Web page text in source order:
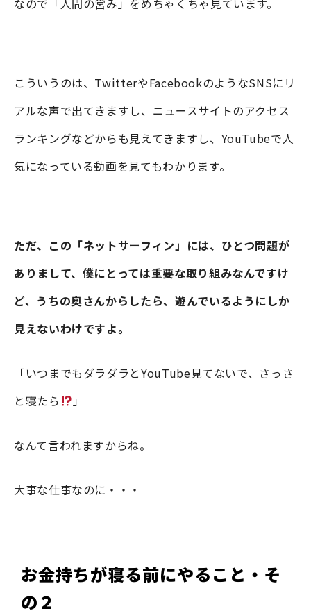
なので「人間の営み」をめちゃくちゃ見ています。
こういうのは、TwitterやFacebookのようなSNSにリ
アルな声で出てきますし、ニュースサイトのアクセス
ランキングなどからも見えてきますし、YouTubeで人
気になっている動画を見てもわかります。
ただ、この「ネットサーフィン」には、ひとつ問題が
ありまして、僕にとっては重要な取り組みなんですけ
ど、うちの奥さんからしたら、遊んでいるようにしか
見えないわけですよ。
「いつまでもダラダラとYouTube見てないで、さっさ
と寝たら
」
なんて言われますからね。
大事な仕事なのに・・・
お金持ちが寝る前にやること・そ
の２